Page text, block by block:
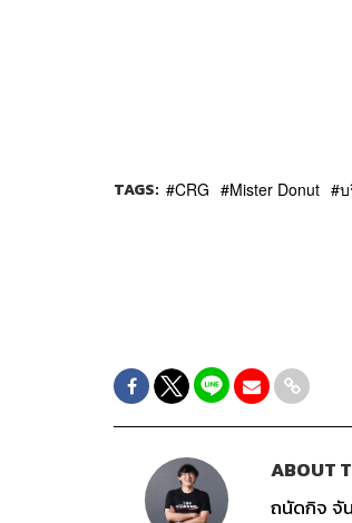
TAGS: CRG Mister Donut
ABOUT
ถนัดกิจ จั